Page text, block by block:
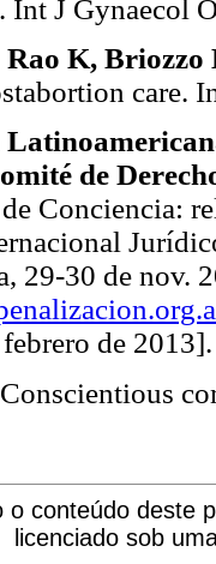
Int J Gynaecol
Rao K,
care.
de
Conciencia:
29-30 de nov.
de 2013].
Conscientious
o conteúdo deste
licenciado sob